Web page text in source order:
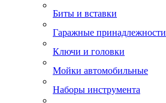
Биты и вставки
Гаражные принадлежности
Ключи и головки
Мойки автомобильные
Наборы инструмента